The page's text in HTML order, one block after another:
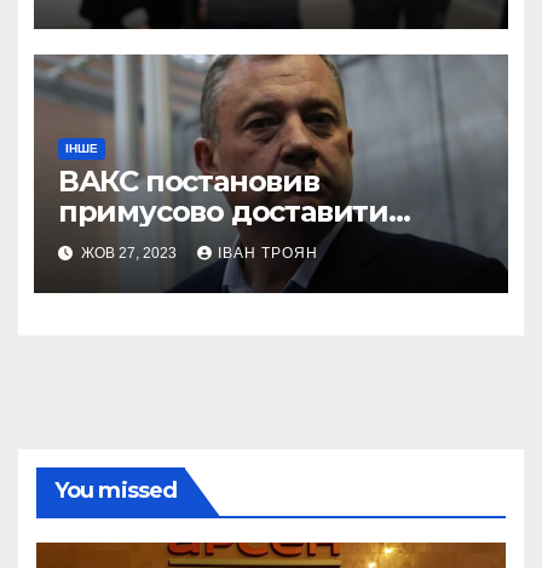
ІНШЕ
ВАКС постановив
примусово доставити
Дубневича до суду
ЖОВ 27, 2023 ІВАН ТРОЯН
You missed